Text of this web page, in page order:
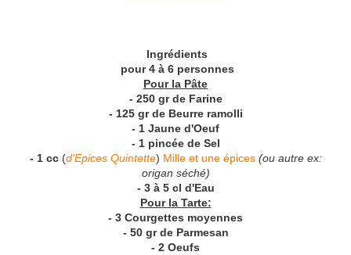
Ingrédients
pour 4 à 6 personnes
Pour la Pâte
- 250 gr de Farine
- 125 gr de Beurre ramolli
- 1 Jaune d'Oeuf
- 1 pincée de Sel
- 1 cc(d'Epices Quintette) Mille et une épices (ou autre ex:
origan séché)
- 3 à 5 cl d'Eau
Pour la Tarte:
- 3 Courgettes moyennes
- 50 gr de Parmesan
- 2 Oeufs